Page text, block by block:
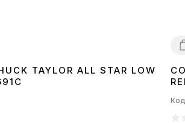
TAYLOR ALL STAR LOW